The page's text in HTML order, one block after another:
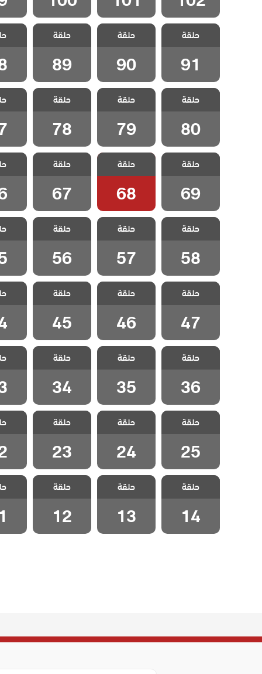
مسلسل الحلم
الضائع مدبلج
الحلقة 91
حلقة
91
مسلسل الحلم
الضائع مدبلج
الحلقة 90
حلقة
90
مسلسل الحلم
الضائع مدبلج
الحلقة 89
حلقة
89
مسلسل الحلم
الضائع مدبلج
الحلقة 80
حلقة
80
مسلسل الحلم
الضائع مدبلج
الحلقة 79
حلقة
79
مسلسل الحلم
الضائع مدبلج
الحلقة 78
حلقة
78
مسلسل الحلم
الضائع مدبلج
الحلقة 69
حلقة
69
مسلسل الحلم
الضائع مدبلج
الحلقة 68
حلقة
68
مسلسل الحلم
الضائع مدبلج
الحلقة 67
حلقة
67
مسلسل الحلم
الضائع مدبلج
الحلقة 58
حلقة
58
مسلسل الحلم
الضائع مدبلج
الحلقة 57
حلقة
57
مسلسل الحلم
الضائع مدبلج
الحلقة 56
حلقة
56
مسلسل الحلم
الضائع مدبلج
الحلقة 47
حلقة
47
مسلسل الحلم
الضائع مدبلج
الحلقة 46
حلقة
46
مسلسل الحلم
الضائع مدبلج
الحلقة 45
حلقة
45
مسلسل الحلم
الضائع مدبلج
الحلقة 36
حلقة
36
مسلسل الحلم
الضائع مدبلج
الحلقة 35
حلقة
35
مسلسل الحلم
الضائع مدبلج
الحلقة 34
حلقة
34
مسلسل الحلم
الضائع مدبلج
الحلقة 25
حلقة
25
مسلسل الحلم
الضائع مدبلج
الحلقة 24
حلقة
24
مسلسل الحلم
الضائع مدبلج
الحلقة 23
حلقة
23
مسلسل الحلم
الضائع مدبلج
الحلقة 14
حلقة
14
مسلسل الحلم
الضائع مدبلج
الحلقة 13
حلقة
13
مسلسل الحلم
الضائع مدبلج
الحلقة 12
حلقة
12